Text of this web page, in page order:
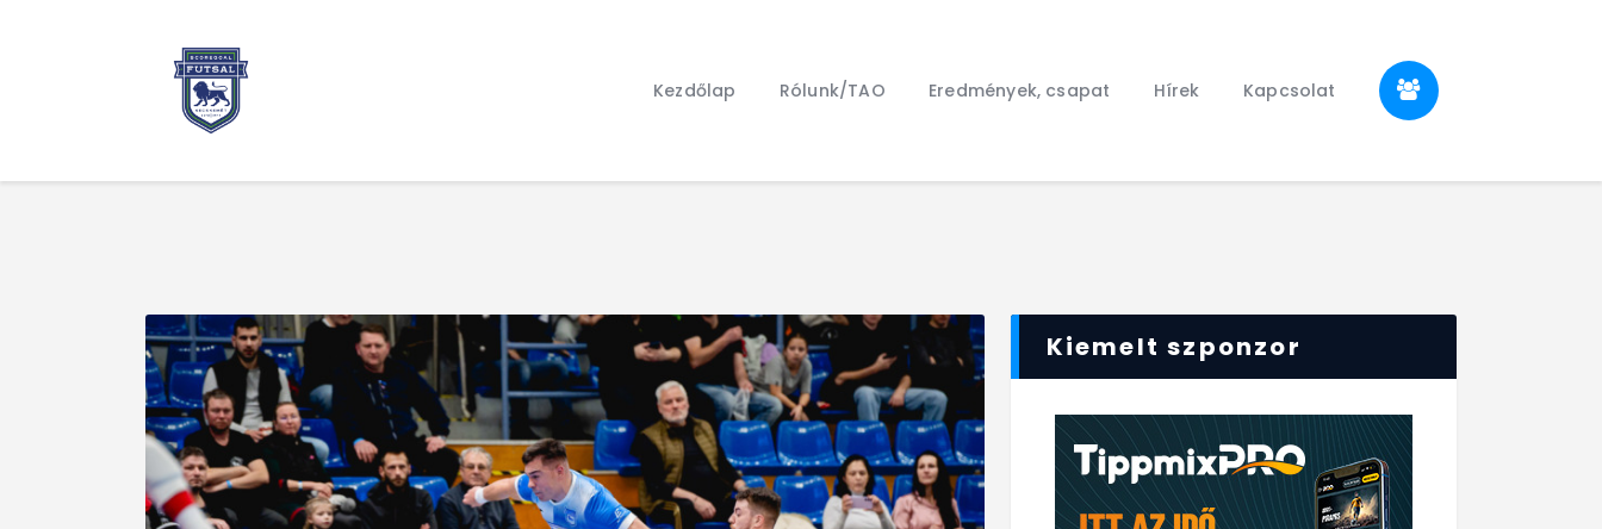
Kezdőlap Rólunk/TAO Eredmények, csapat Hírek Kapcsolat
Eredmények, csapat
Kapcsolat
Kiemelt szponzor